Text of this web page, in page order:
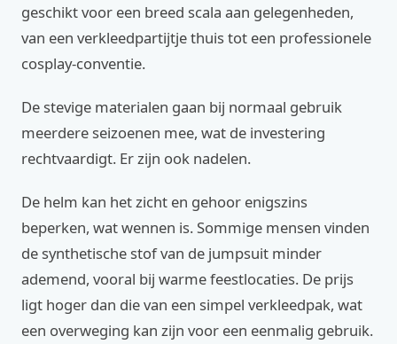
geschikt voor een breed scala aan gelegenheden,
van een verkleedpartijtje thuis tot een professionele
cosplay-conventie.
De stevige materialen gaan bij normaal gebruik
meerdere seizoenen mee, wat de investering
rechtvaardigt. Er zijn ook nadelen.
De helm kan het zicht en gehoor enigszins
beperken, wat wennen is. Sommige mensen vinden
de synthetische stof van de jumpsuit minder
ademend, vooral bij warme feestlocaties. De prijs
ligt hoger dan die van een simpel verkleedpak, wat
een overweging kan zijn voor een eenmalig gebruik.